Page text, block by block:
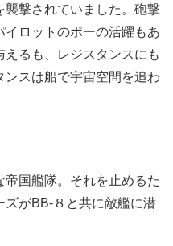
襲撃されていました。砲撃
ロットのポーの活躍もあ
えるも、レジスタンスにも
スは船で宇宙空間を追わ
国艦隊。それを止めるた
ズがBB-８と共に敵艦に潜